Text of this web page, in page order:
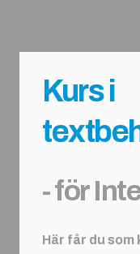
Kurs i
- för
Här får du